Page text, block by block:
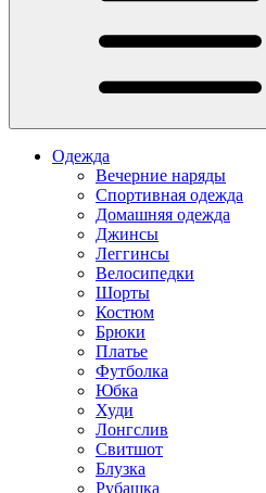
Одежда
Вечерние наряды
Спортивная одежда
Домашняя одежда
Джинсы
Леггинсы
Велосипедки
Шорты
Костюм
Брюки
Платье
Футболка
Юбка
Худи
Лонгслив
Свитшот
Блузка
Рубашка